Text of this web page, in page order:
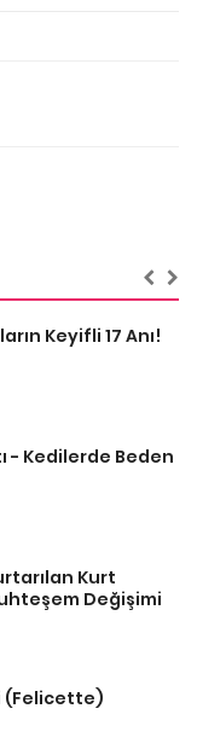
Keyifli 17 Anı!
- Kedilerde Beden
Kurt
Değişimi
(Felicette)